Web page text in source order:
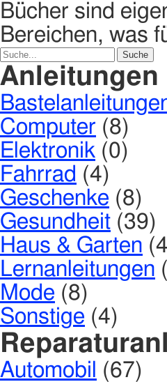
Bücher sind
Bereichen, was
Anleitungen
Computer (8)
Elektronik (0)
Fahrrad (4)
Geschenke (8)
Gesundheit (39)
Haus & Garten
Lernanleitungen
Mode (8)
Sonstige (4)
Automobil
(67)